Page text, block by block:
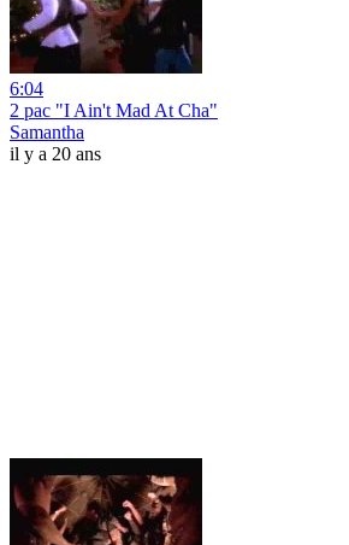
6:04
2 pac "I Ain't Mad At Cha"
Samantha
il y a 20 ans